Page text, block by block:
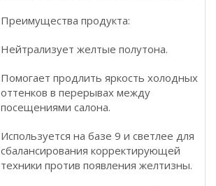
Преимущества продукта:
Нейтрализует желтые полутона.
Помогает продлить яркость холодных
оттенков в перерывах между
посещениями салона.
Используется на базе 9 и светлее для
сбалансирования корректирующей
техники против появления желтизны.